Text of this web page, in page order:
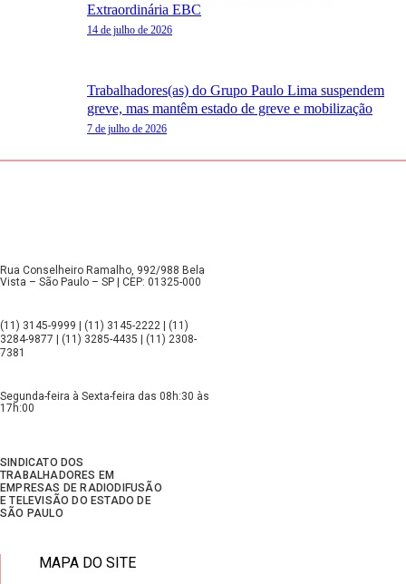
Extraordinária EBC
14 de julho de 2026
Trabalhadores(as) do Grupo Paulo Lima suspendem
greve, mas mantêm estado de greve e mobilização
7 de julho de 2026
Rua Conselheiro Ramalho, 992/988 Bela
Vista – São Paulo – SP | CEP: 01325-000
(11) 3145-9999 | (11) 3145-2222 | (11)
3284-9877 | (11) 3285-4435 | (11) 2308-
7381
Segunda-feira à Sexta-feira das 08h:30 às
17h:00
SINDICATO DOS
TRABALHADORES EM
EMPRESAS DE RADIODIFUSÃO
E TELEVISÃO DO ESTADO DE
SÃO PAULO
MAPA DO SITE